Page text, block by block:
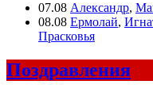
07.08 Александр,
08.08 Ермолай,
Прасковья
Поздравления